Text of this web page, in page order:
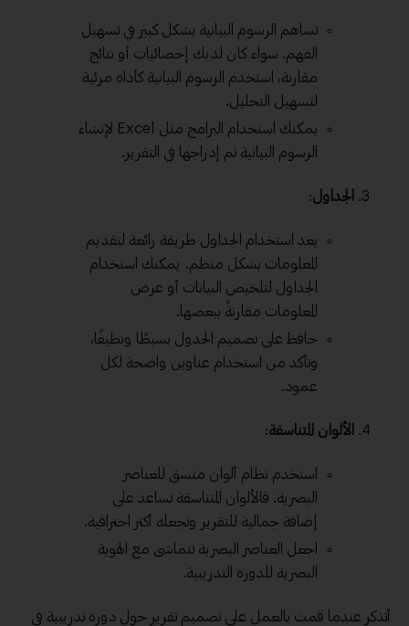
تساهم الرسوم البيانية بشكل كبير في تسهيل
الفهم. سواء كان لديك إحصائيات أو نتائج
مقارنة، استخدم الرسوم البيانية كأداة مرئية
لتسهيل التحليل.
يمكنك استخدام البرامج مثل Excel لإنشاء
الرسوم البيانية ثم إدراجها في التقرير.
الجداول:
يعد استخدام الجداول طريقة رائعة لتقديم
المعلومات بشكل منظم. يمكنك استخدام
الجداول لتلخيص البيانات أو عرض
المعلومات مقارنةً ببعضها.
حافظ على تصميم الجدول بسيطًا ونظيفًا،
وتأكد من استخدام عناوين واضحة لكل
عمود.
الألوان المتناسقة:
استخدم نظام ألوان متسق للعناصر
البصرية. فالألوان المتناسقة تساعد على
إضافة جمالية للتقرير وتجعله أكثر احترافية.
اجعل العناصر البصرية تتماشى مع الهوية
البصرية للدورة التدريبية.
أتذكر عندما قمت بالعمل على تصميم تقرير حول دورة تدريبية في